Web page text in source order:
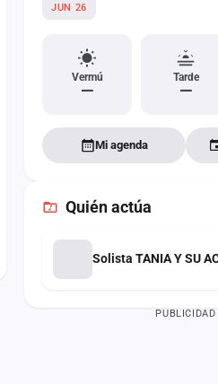
JUN 26
Vermú
—
Tarde
—
Mi agenda
Quién actúa
Solista TANIA Y SU
PUBLICIDAD